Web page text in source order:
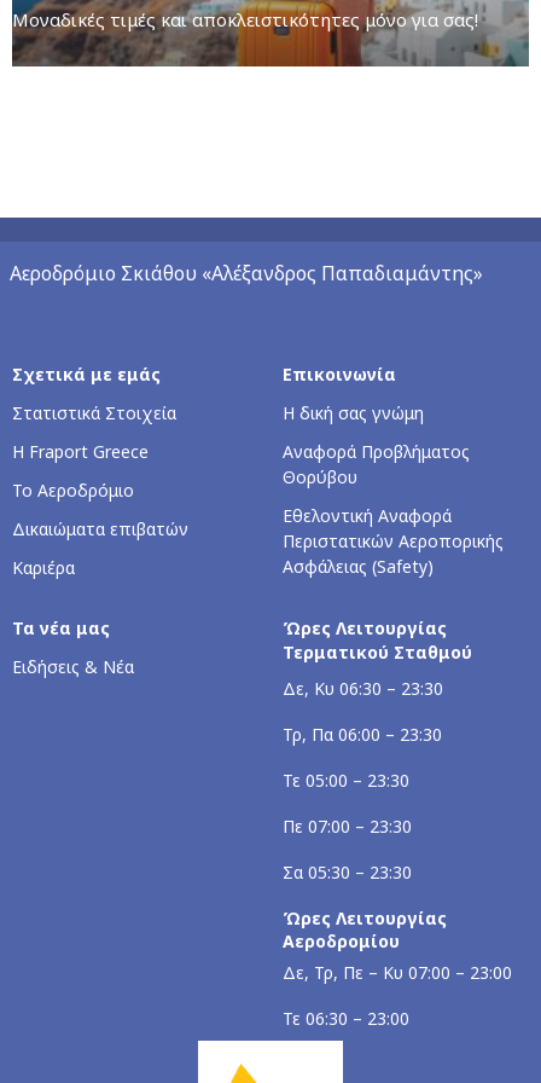
Μοναδικές τιμές και αποκλειστικότητες μόνο για σας!
Αεροδρόμιο Σκιάθου «Αλέξανδρος Παπαδιαμάντης»
Σχετικά με εμάς
Στατιστικά Στοιχεία
Η Fraport Greece
Το Αεροδρόμιο
Δικαιώματα επιβατών
Καριέρα
Επικοινωνία
Η δική σας γνώμη
Αναφορά Προβλήματος
Θορύβου
Εθελοντική Αναφορά
Περιστατικών Αεροπορικής
Ασφάλειας (Safety)
Τα νέα μας
Ειδήσεις & Νέα
Ώρες Λειτουργίας
Τερματικού Σταθμού
Δε, Κυ 06:30 – 23:30
Τρ, Πα 06:00 – 23:30
Τε 05:00 – 23:30
Πε 07:00 – 23:30
Σα 05:30 – 23:30
Ώρες Λειτουργίας
Αεροδρομίου
Δε, Τρ, Πε – Κυ 07:00 – 23:00
Τε 06:30 – 23:00